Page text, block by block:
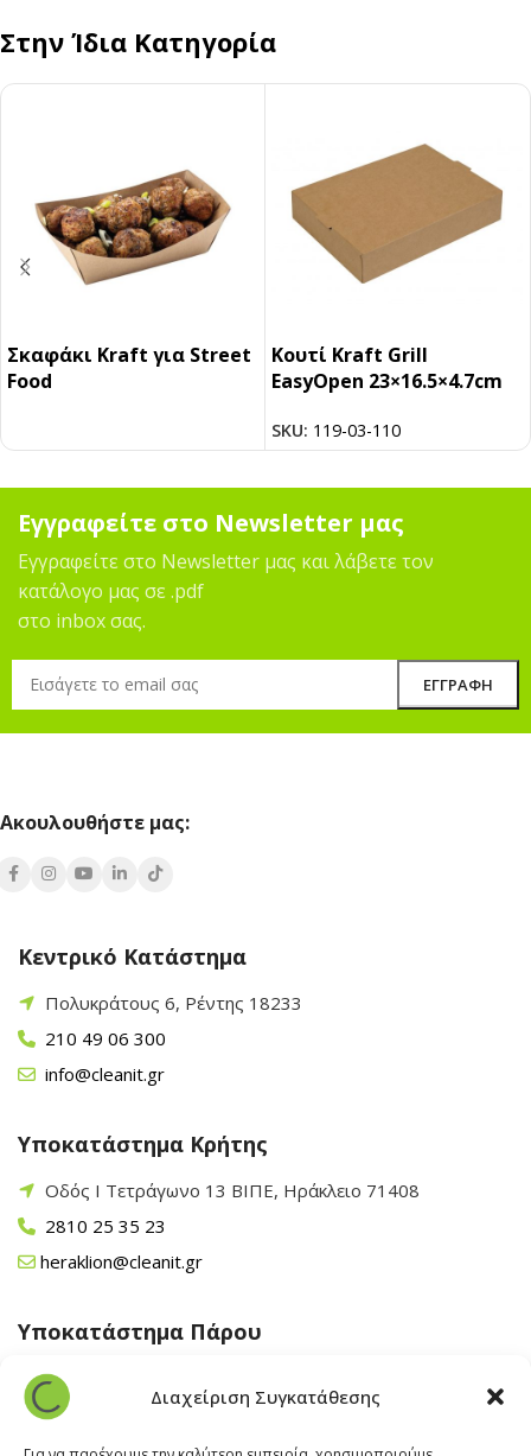
Διαχείριση Συγκατάθεσης
Στην Ίδια Κατηγορία
Σκαφάκι Kraft για Street
Food
Κουτί Kraft Grill
EasyOpen 23×16.5×4.7cm
SKU: 119-03-110
Εγγραφείτε στο Newsletter μας
Εγγραφείτε στο Newsletter μας και λάβετε τον
κατάλογο μας σε .pdf
στο inbox σας.
Ακουλουθήστε μας:
Κεντρικό Κατάστημα
Πολυκράτους 6, Ρέντης 18233
210 49 06 300
info@cleanit.gr
Υποκατάστημα Κρήτης
Οδός Ι Τετράγωνο 13 ΒΙΠΕ, Ηράκλειο 71408
2810 25 35 23
heraklion@cleanit.gr
Υποκατάστημα Πάρου
Άγιος Βλάσης Αρχίλοχος, Πάρος 84400
22840 43 163
paros@cleanit.gr